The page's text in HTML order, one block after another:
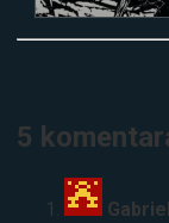
5